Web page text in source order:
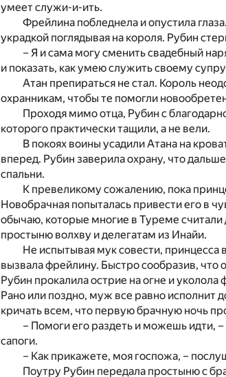
умеет служи-и-ить.
Фрейлина побледнела и опустила
украдкой поглядывая на короля. Рубин
– Я и сама могу сменить свадебный
и показать, как умею служить своему
Атан препираться не стал. Король
охранникам, чтобы те помогли
Проходя мимо отца, Рубин с
которого практически тащили, а не вели.
В покоях воины усадили Атана на
вперед. Рубин заверила охрану, что
спальни.
К превеликому сожалению, пока
Новобрачная попыталась привести его в
обычаю, которые многие в Туреме
простыню волхву и делегатам из Инайи.
Не испытывая мук совести,
вызвала фрейлину. Быстро сообразив, что
Рубин прокалила острие на огне и
Рано или поздно, муж все равно исполнит
кричать всем, что первую брачную ночь
– Помоги его раздеть и можешь идти,
сапоги.
– Как прикажете, моя госпожа, –
Поутру Рубин передала простыню с